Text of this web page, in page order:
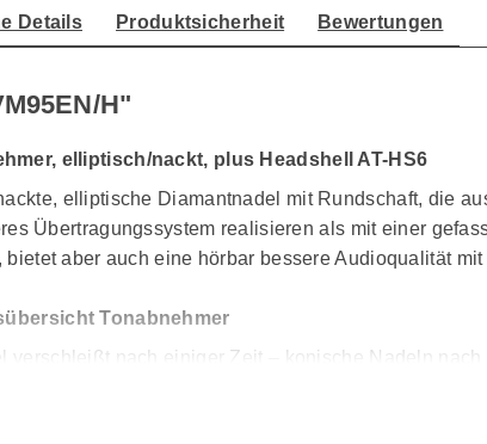
Details Produktsicherheit Bewertungen
H"
elliptisch/nackt, plus Headshell AT-HS6
elliptische Diamantnadel mit Rundschaft, die
Übertragungssystem realisieren als mit einer
aber auch eine hörbar bessere Audioqualität
Tonabnehmer
verschleißt nach einiger Zeit – konische Nadeln
Dual-Moving-Magnet-Tonabnehmer der